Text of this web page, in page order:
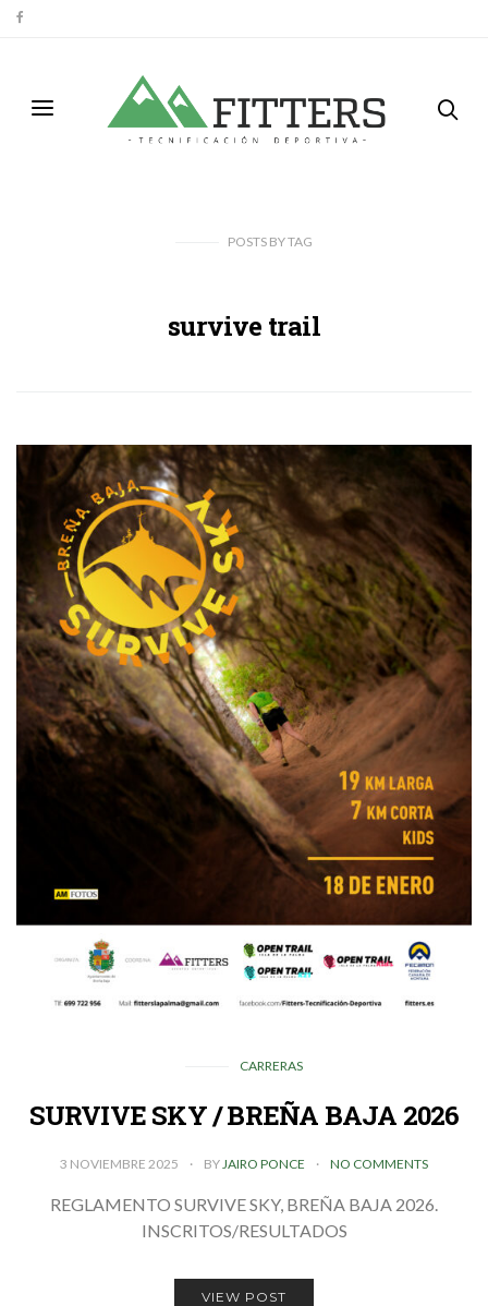
POSTS BYTAG
survive trail
CARRERAS
SURVIVE SKY / BREÑA BAJA 2026
3 NOVIEMBRE 2025 BY JAIRO PONCE NO COMMENTS
REGLAMENTO SURVIVE SKY, BREÑA BAJA 2026.
INSCRITOS/RESULTADOS
VIEW POST